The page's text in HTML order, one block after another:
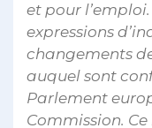
et pour
expressions
changements
auquel sont
Parlement
Commission.